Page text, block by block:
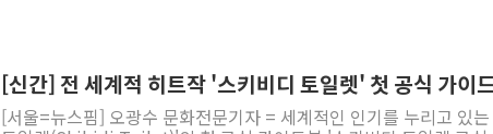
[신간] 전 세계적 히트작 '스키비디 토일렛' 첫 공식 가이
[서울=뉴스핌] 오광수 문화전문기자 = 세계적인 인기를 누리고 있